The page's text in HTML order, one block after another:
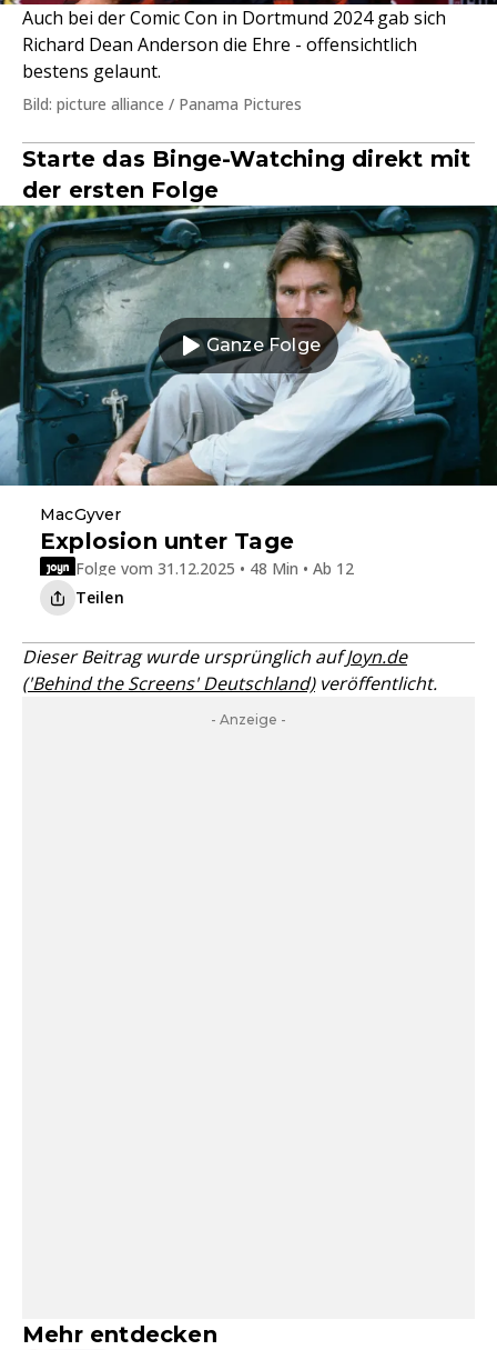
Auch bei der Comic Con in Dortmund 2024 gab sich
Richard Dean Anderson die Ehre - offensichtlich
bestens gelaunt.
Bild: picture alliance / Panama Pictures
Starte das Binge-Watching direkt mit
der ersten Folge
Ganze Folge
MacGyver
Explosion unter Tage
Folge vom 31.12.2025 • 48 Min • Ab 12
Teilen
Dieser Beitrag wurde ursprünglich aufJoyn.de
('Behind the Screens' Deutschland)veröffentlicht.
- Anzeige -
Mehr entdecken